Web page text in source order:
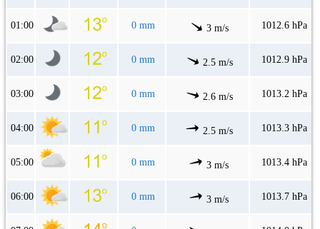
01:00 0 mm 3 m/s 1012.6 hPa
02:00 0 mm 2.5 m/s 1012.9 hPa
03:00 0 mm 2.6 m/s 1013.2 hPa
04:00 0 mm 2.5 m/s 1013.3 hPa
05:00 0 mm 3 m/s 1013.4 hPa
06:00 0 mm 3 m/s 1013.7 hPa